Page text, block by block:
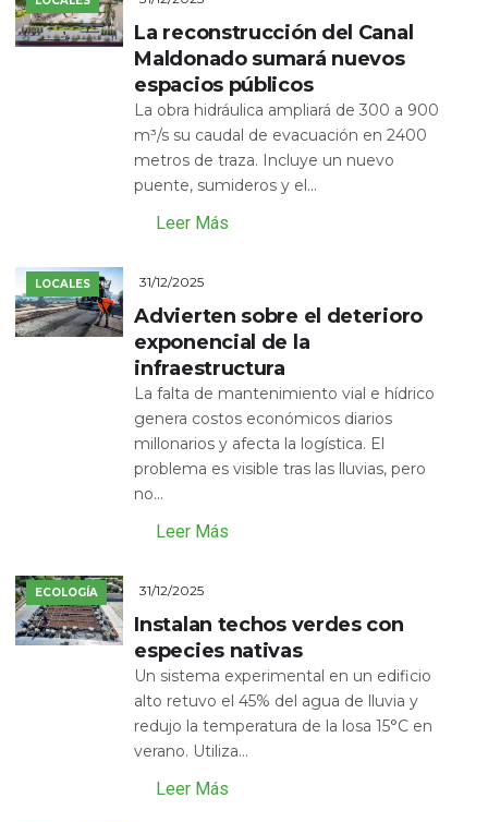
La reconstrucción del Canal
Maldonado sumará nuevos
espacios públicos
La obra hidráulica ampliará de 300 a 900
m³/s su caudal de evacuación en 2400
metros de traza. Incluye un nuevo
puente, sumideros y el...
Leer Más
LOCALES 31/12/2025
Advierten sobre el deterioro
exponencial de la
infraestructura
La falta de mantenimiento vial e hídrico
genera costos económicos diarios
millonarios y afecta la logística. El
problema es visible tras las lluvias, pero
no...
Leer Más
ECOLOGÍA 31/12/2025
Instalan techos verdes con
especies nativas
Un sistema experimental en un edificio
alto retuvo el 45% del agua de lluvia y
redujo la temperatura de la losa 15°C en
verano. Utiliza...
Leer Más